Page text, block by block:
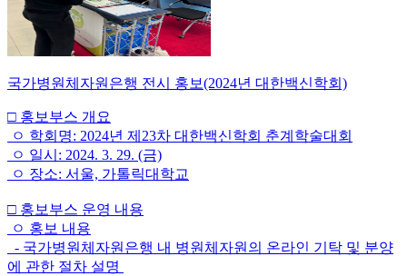
국가병원체자원은행 전시 홍보(2024년 대한백신학회)
□ 홍보부스 개요
ㅇ 학회명: 2024년 제23차 대한백신학회 춘계학술대회
ㅇ 일시: 2024. 3. 29. (금)
ㅇ 장소: 서울, 가톨릭대학교
□ 홍보부스 운영 내용
ㅇ 홍보 내용
- 국가병원체자원은행 내 병원체자원의 온라인 기탁 및 분양
에 관한 절차 설명